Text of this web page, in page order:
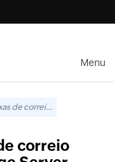
Menu
do Exchange Server
correio